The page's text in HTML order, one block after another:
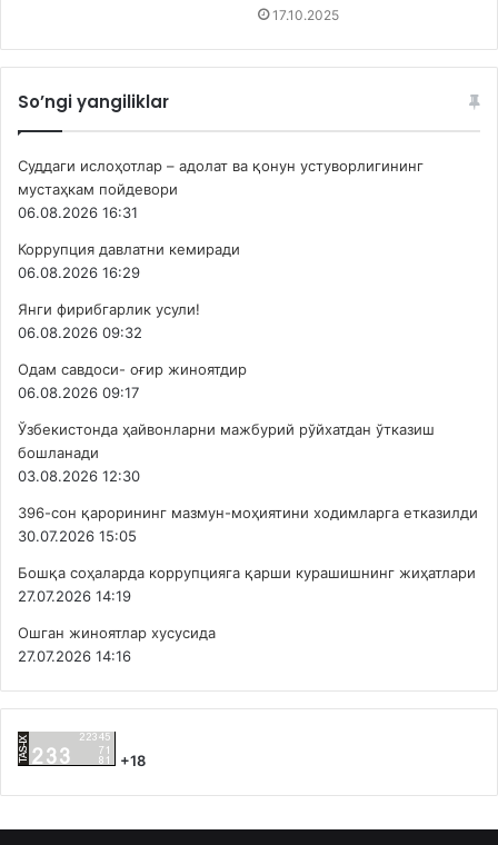
17.10.2025
So’ngi yangiliklar
Суддаги ислоҳотлар – адолат ва қонун устуворлигининг
мустаҳкам пойдевори
06.08.2026 16:31
Коррупция давлатни кемиради
06.08.2026 16:29
Янги фирибгарлик усули!
06.08.2026 09:32
Одам савдоси- оғир жиноятдир
06.08.2026 09:17
Ўзбекистонда ҳайвонларни мажбурий рўйхатдан ўтказиш
бошланади
03.08.2026 12:30
396-сон қарорининг мазмун-моҳиятини ходимларга етказилди
30.07.2026 15:05
Бошқа соҳаларда коррупцияга қарши курашишнинг жиҳатлари
27.07.2026 14:19
Ошган жиноятлар хусусида
27.07.2026 14:16
+18